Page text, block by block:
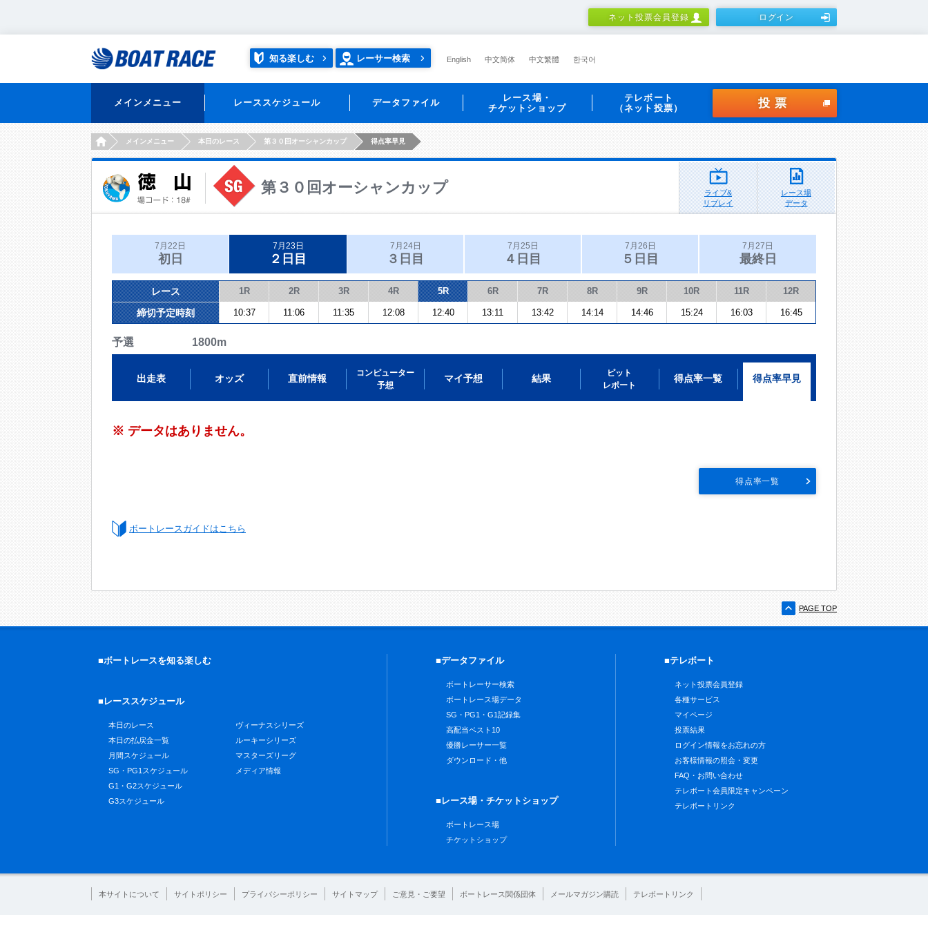
ネット投票会員登録 ログイン
知る楽しむ レーサー検索 English 中文简体 中文繁體 한국어
メインメニュー レーススケジュール データファイル
レース場・
チケットショップ
テレボート
（ネット投票）
投票
HOMEメインメニュー 本日のレース 第３０回オーシャンカップ 得点率早見
第３０回オーシャンカップ
ライブ&
リプレイ
レース場
データ
7月22日
初日
7月23日
２日目
7月24日
３日目
7月25日
４日目
7月26日
５日目
7月27日
最終日
レース 1R 2R 3R 4R 5R 6R 7R 8R 9R 10R 11R 12R
締切予定時刻 10:37 11:06 11:35 12:08 12:40 13:11 13:42 14:14 14:46 15:24 16:03 16:45
予選 1800m
出走表 オッズ 直前情報
コンピューター
予想
マイ予想 結果
ピット
レポート
得点率一覧 得点率早見
※ データはありません。
得点率一覧
ボートレースガイドはこちら
PAGE TOP
■ボートレースを知る楽しむ
■レーススケジュール
本日のレース
本日の払戻金一覧
月間スケジュール
SG・PG1スケジュール
G1・G2スケジュール
G3スケジュール
ヴィーナスシリーズ
ルーキーシリーズ
マスターズリーグ
メディア情報
■データファイル
ボートレーサー検索
ボートレース場データ
SG・PG1・G1記録集
高配当ベスト10
優勝レーサー一覧
ダウンロード・他
■レース場・チケットショップ
ボートレース場
チケットショップ
■テレボート
ネット投票会員登録
各種サービス
マイページ
投票結果
ログイン情報をお忘れの方
お客様情報の照会・変更
FAQ・お問い合わせ
テレボート会員限定キャンペーン
テレボートリンク
本サイトについて サイトポリシー プライバシーポリシー サイトマップ ご意見・ご要望 ボートレース関係団体 メールマガジン購読 テレボートリンク